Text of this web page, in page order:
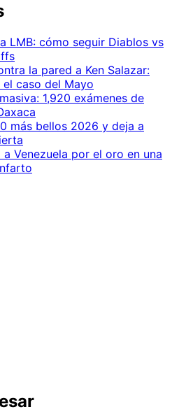
LMB: cómo seguir Diablos vs
la pared a Ken Salazar:
caso del Mayo
1,920 exámenes de
más bellos 2026 y deja a
Venezuela por el oro en una